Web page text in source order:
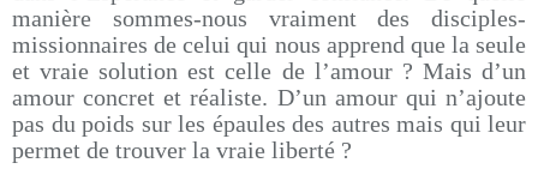
manière sommes-nous vraiment des disciples-
missionnaires de celui qui nous apprend que la seule
et vraie solution est celle de l’amour ? Mais d’un
amour concret et réaliste. D’un amour qui n’ajoute
pas du poids sur les épaules des autres mais qui leur
permet de trouver la vraie liberté ?